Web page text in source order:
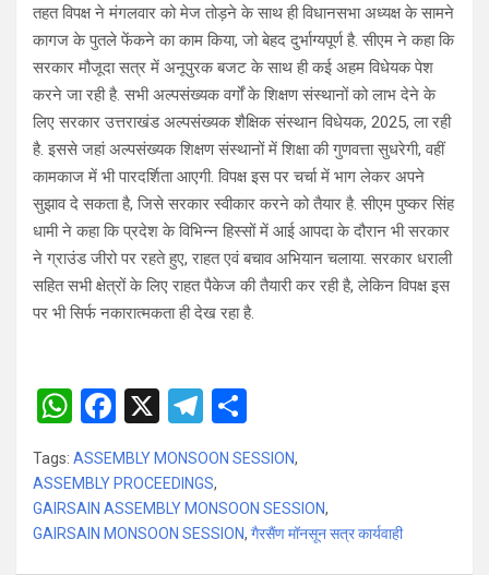
तहत विपक्ष ने मंगलवार को मेज तोड़ने के साथ ही विधानसभा अध्यक्ष के सामने
कागज के पुतले फेंकने का काम किया, जो बेहद दुर्भाग्यपूर्ण है. सीएम ने कहा कि
सरकार मौजूदा सत्र में अनूपुरक बजट के साथ ही कई अहम विधेयक पेश
करने जा रही है. सभी अल्पसंख्यक वर्गों के शिक्षण संस्थानों को लाभ देने के
लिए सरकार उत्तराखंड अल्पसंख्यक शैक्षिक संस्थान विधेयक, 2025, ला रही
है. इससे जहां अल्पसंख्यक शिक्षण संस्थानों में शिक्षा की गुणवत्ता सुधरेगी, वहीं
कामकाज में भी पारदर्शिता आएगी. विपक्ष इस पर चर्चा में भाग लेकर अपने
सुझाव दे सकता है, जिसे सरकार स्वीकार करने को तैयार है. सीएम पुष्कर सिंह
धामी ने कहा कि प्रदेश के विभिन्न हिस्सों में आई आपदा के दौरान भी सरकार
ने ग्राउंड जीरो पर रहते हुए, राहत एवं बचाव अभियान चलाया. सरकार धराली
सहित सभी क्षेत्रों के लिए राहत पैकेज की तैयारी कर रही है, लेकिन विपक्ष इस
पर भी सिर्फ नकारात्मकता ही देख रहा है.
W
at
s
A
F
ce
b
o
X
T
e
gr
a
ar
e
Tags: ASSEMBLY MONSOON SESSION,
ASSEMBLY PROCEEDINGS,
GAIRSAIN ASSEMBLY MONSOON SESSION,
GAIRSAIN MONSOON SESSION, गैरसैंण मॉनसून सत्र कार्यवाही